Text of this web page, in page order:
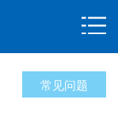
常见问题